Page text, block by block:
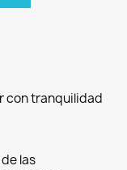
con tranquilidad
las